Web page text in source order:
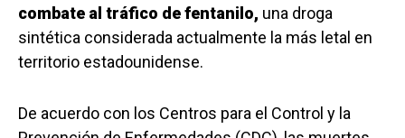
combate al tráfico de fentanilo, una droga
sintética considerada actualmente la más letal en
territorio estadounidense.
De acuerdo con los Centros para el Control y la